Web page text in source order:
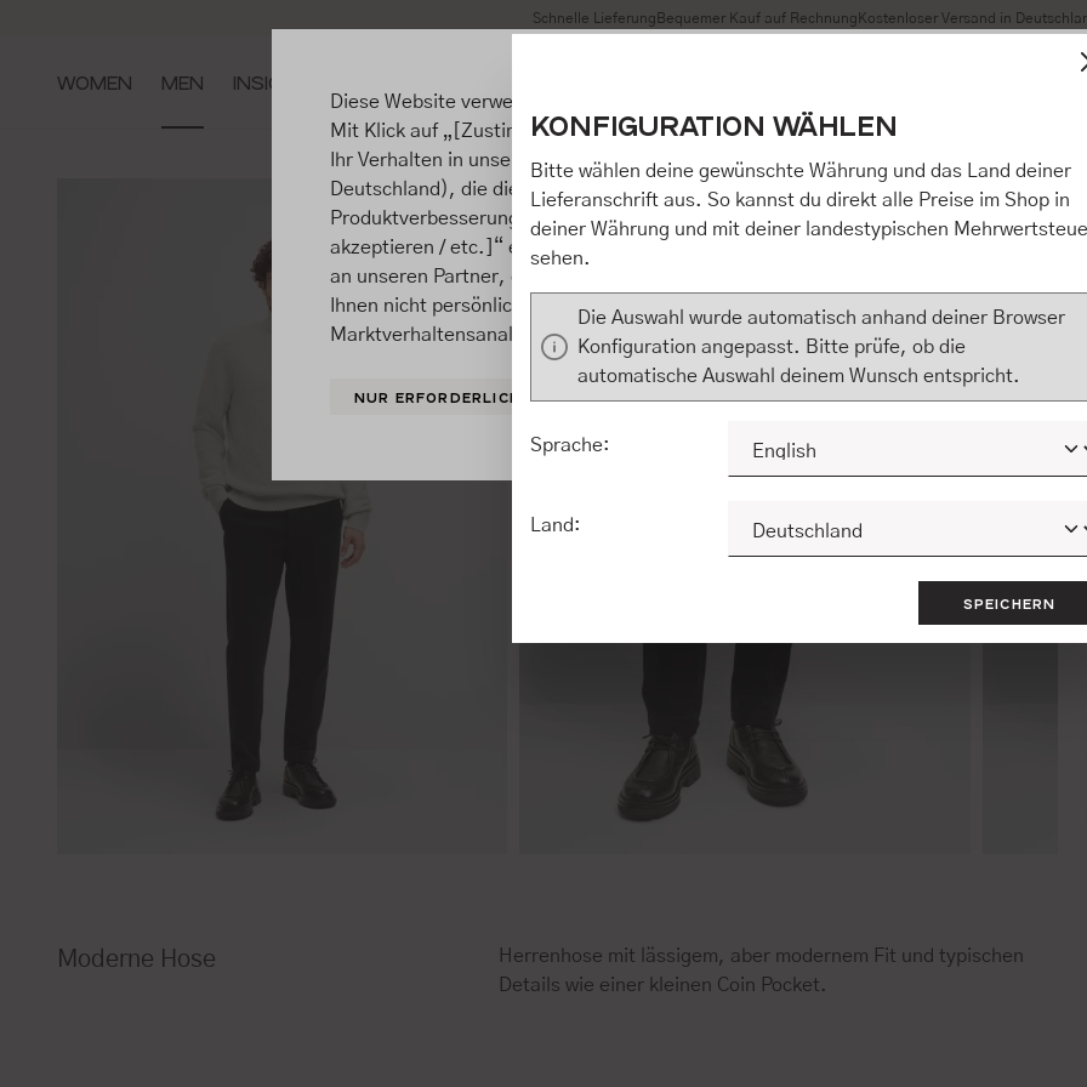
Zur Hauptnavigation springen Schnelle Lieferung Bequemer Kauf auf Rechnung Kostenloser Versand in
WOMEN MEN INSIGHTS
Moderne Hose
Herrenhose mit lässigem, aber modernem Fit und typischen
Details wie einer kleinen Coin Pocket.
Diese Website verwendet Cookies, um eine bestmögliche Erfahrung bieten zu können.
Mit Klick auf „[Zustimmen / Alles akzeptieren / etc.]“ erteilen Sie Ihre Einwilligung
Ihr Verhalten in unserem Shop an unseren Partner, die shopware AG (Ebbinghoff 10,
Deutschland), die diese Daten Ihnen nicht persönlich zuordnen kann, sie aber zu
Produktverbesserungen, Marktverhaltensanalysen) verarbeiten darf. Mit Klick auf
akzeptieren / etc.]“ erteilen Sie Ihre Einwilligung auch in die Weitergabe über Ihr
an unseren Partner, die shopware AG (Ebbinghoff 10, 48624 Schöppingen,
Ihnen nicht persönlich zuordnen kann, sie aber zu eigenen Zwecken (z.B.
Marktverhaltensanalysen) verarbeiten darf.
NUR ERFORDERLICHE KONFIGURIEREN ALLE COOKIES
KONFIGURATION WÄHLEN
Bitte wählen deine gewünschte Währung und das Land deiner
Lieferanschrift aus. So kannst du direkt alle Preise im Shop in
deiner Währung und mit deiner landestypischen
sehen.
Die Auswahl wurde automatisch anhand deiner Browser
Konfiguration angepasst. Bitte prüfe, ob die
automatische Auswahl deinem Wunsch entspricht.
Sprache:
Land:
SPEICHERN